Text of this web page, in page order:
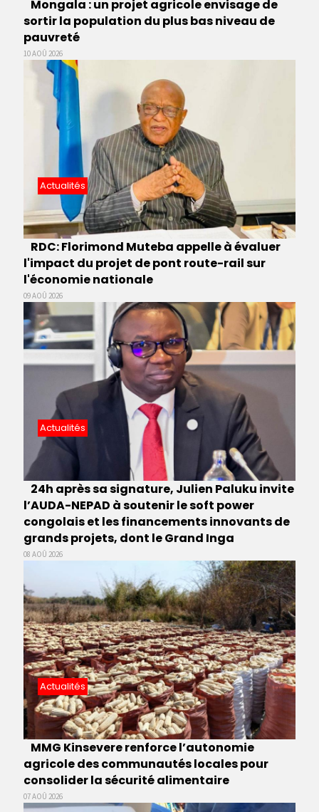
Mongala : un projet agricole envisage de
sortir la population du plus bas niveau de
pauvreté
10 AOÛ 2026
Actualités
RDC: Florimond Muteba appelle à évaluer
l'impact du projet de pont route-rail sur
l'économie nationale
09 AOÛ 2026
Actualités
24h après sa signature, Julien Paluku invite
l’AUDA-NEPAD à soutenir le soft power
congolais et les financements innovants de
grands projets, dont le Grand Inga
08 AOÛ 2026
Actualités
MMG Kinsevere renforce l’autonomie
agricole des communautés locales pour
consolider la sécurité alimentaire
07 AOÛ 2026